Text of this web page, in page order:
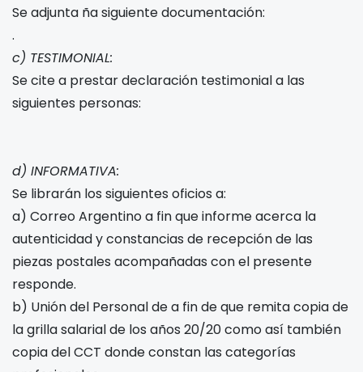
Se adjunta ña siguiente documentación:
.
c) TESTIMONIAL:
Se cite a prestar declaración testimonial a las
siguientes personas:
d) INFORMATIVA:
Se librarán los siguientes oficios a:
a) Correo Argentino a fin que informe acerca la
autenticidad y constancias de recepción de las
piezas postales acompañadas con el presente
responde.
b) Unión del Personal dea fin de que remita copia de
la grilla salarial de los años 20/20como así también
copia del CCT donde constan las categorías